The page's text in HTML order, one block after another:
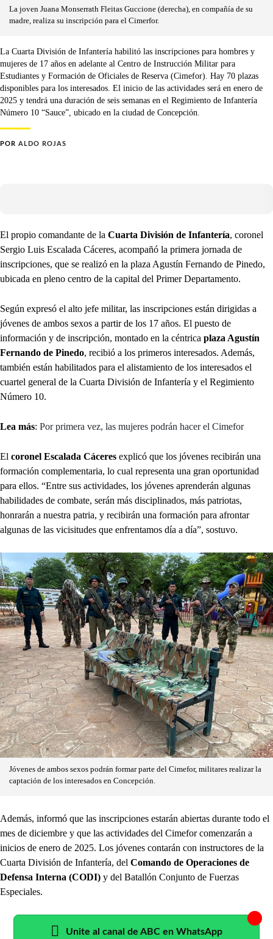
La joven Juana Monserrath Fleitas Guccione (derecha), en compañía de su
madre, realiza su inscripción para el Cimerfor.
La Cuarta División de Infantería habilitó las inscripciones para hombres y
mujeres de 17 años en adelante al Centro de Instrucción Militar para
Estudiantes y Formación de Oficiales de Reserva (Cimefor). Hay 70 plazas
disponibles para los interesados. El inicio de las actividades será en enero de
2025 y tendrá una duración de seis semanas en el Regimiento de Infantería
Número 10 “Sauce”, ubicado en la ciudad de Concepción.
POR ALDO ROJAS
El propio comandante de la Cuarta División de Infantería, coronel
Sergio Luis Escalada Cáceres, acompañó la primera jornada de
inscripciones, que se realizó en la plaza Agustín Fernando de Pinedo,
ubicada en pleno centro de la capital del Primer Departamento.
Según expresó el alto jefe militar, las inscripciones están dirigidas a
jóvenes de ambos sexos a partir de los 17 años. El puesto de
información y de inscripción, montado en la céntrica plaza Agustín
Fernando de Pinedo, recibió a los primeros interesados. Además,
también están habilitados para el alistamiento de los interesados el
cuartel general de la Cuarta División de Infantería y el Regimiento
Número 10.
Lea más: Por primera vez, las mujeres podrán hacer el Cimefor
El coronel Escalada Cáceres explicó que los jóvenes recibirán una
formación complementaria, lo cual representa una gran oportunidad
para ellos. “Entre sus actividades, los jóvenes aprenderán algunas
habilidades de combate, serán más disciplinados, más patriotas,
honrarán a nuestra patria, y recibirán una formación para afrontar
algunas de las vicisitudes que enfrentamos día a día”, sostuvo.
Jóvenes de ambos sexos podrán formar parte del Cimefor, militares realizar la
captación de los interesados en Concepción.
Además, informó que las inscripciones estarán abiertas durante todo el
mes de diciembre y que las actividades del Cimefor comenzarán a
inicios de enero de 2025. Los jóvenes contarán con instructores de la
Cuarta División de Infantería, del Comando de Operaciones de
Defensa Interna (CODI) y del Batallón Conjunto de Fuerzas
Especiales.
Unite al canal de ABC en WhatsApp